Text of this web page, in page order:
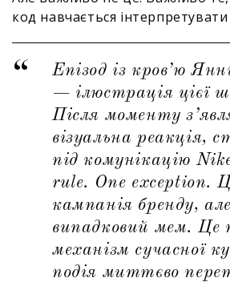
код навчається
Епізод із кров’ю
— ілюстрація цієї
Після моменту
візуальна реакція,
під комунікацію
rule. One exception.
кампанія бренду,
випадковий мем. Це
механізм сучасної
подія миттєво